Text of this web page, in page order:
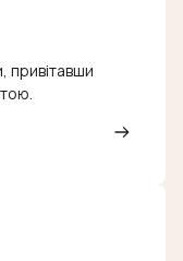
привітавши